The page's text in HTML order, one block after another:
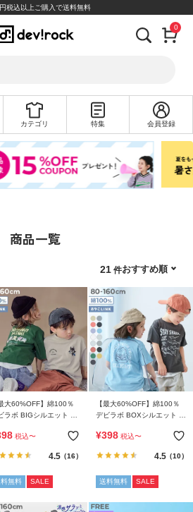
税込以上ご購入で送料無料
0
カテゴリ 特集 会員登録
商品一覧
おすすめ順
21
大60%OFF】綿100％
ラボ BIGシルエット プ
税込〜
4.5（16）
無料 SALE
【最大60%OFF】綿100％
デビラボ BOXシルエット プ
¥398 税込〜
4.5（10）
送料無料 SALE